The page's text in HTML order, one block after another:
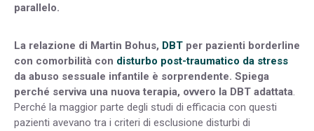
parallelo.
La relazione di Martin Bohus, DBT per pazienti borderline
con comorbilità con disturbo post-traumatico da stress
da abuso sessuale infantile è sorprendente. Spiega
perché serviva una nuova terapia, ovvero la DBT adattata.
Perché la maggior parte degli studi di efficacia con questi
pazienti avevano tra i criteri di esclusione disturbi di